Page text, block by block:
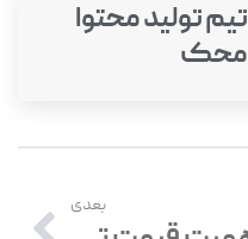
تیم تولید محتوا
محک
بعدی